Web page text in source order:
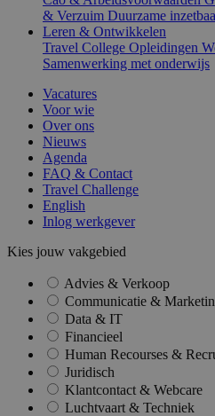
& Verzuim Duurzame
Leren & Ontwikkelen
Travel College Opleidingen
Samenwerking met onderwijs
Vacatures
Voor wie
Over ons
Nieuws
Agenda
FAQ & Contact
Travel Challenge
English
Inlog werkgever
Kies jouw vakgebied
Advies & Verkoop
Communicatie &
Data & IT
Financieel
Human Recourses &
Juridisch
Klantcontact & Webcare
Luchtvaart & Techniek